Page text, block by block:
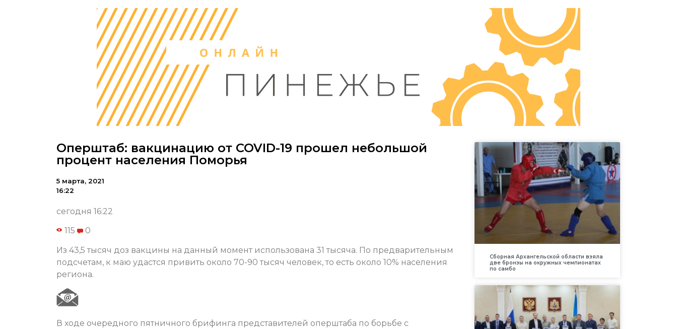
Оперштаб: вакцинацию от COVID-19 прошел небольшой
процент населения Поморья
5 марта, 2021
16:22
сегодня 16:22
115 0
Из 43,5 тысяч доз вакцины на данный момент использована 31 тысяча. По предварительным
подсчетам, к маю удастся привить около 70-90 тысяч человек, то есть около 10% населения
региона.
В ходе очередного пятничного брифинга представителей оперштаба по борьбе с
Сборная Архангельской области взяла
две бронзы на окружных чемпионатах
по самбо